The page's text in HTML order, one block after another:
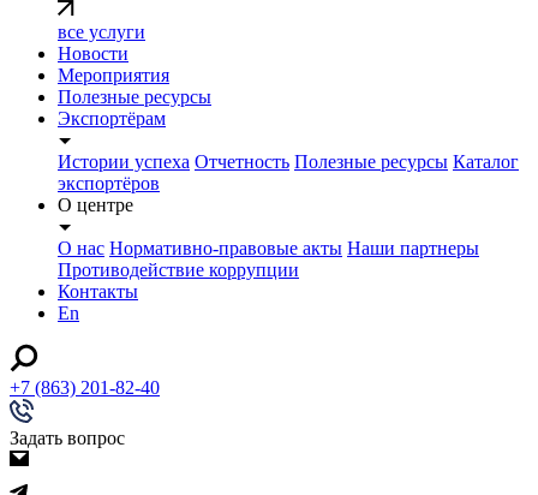
все услуги
Новости
Мероприятия
Полезные ресурсы
Экспортёрам
Истории успеха Отчетность Полезные ресурсы Каталог
экспортёров
О центре
О нас Нормативно-правовые акты Наши партнеры
Противодействие коррупции
Контакты
En
+7 (863) 201-82-40
Задать вопрос